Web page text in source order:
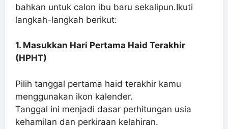
bahkan untuk calon ibu baru sekalipun.Ikuti
langkah-langkah berikut:
1. Masukkan Hari Pertama Haid Terakhir
(HPHT)
Pilih tanggal pertama haid terakhir kamu
menggunakan ikon kalender.
Tanggal ini menjadi dasar perhitungan usia
kehamilan dan perkiraan kelahiran.